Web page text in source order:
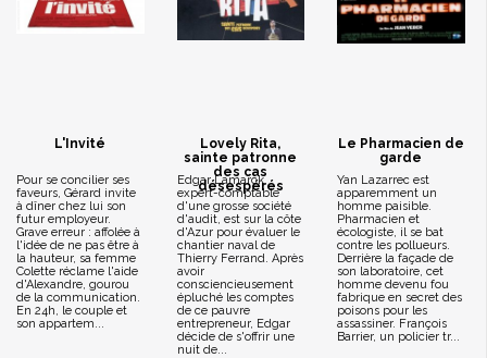
L'Invité
Pour se concilier ses
faveurs, Gérard invite
à dîner chez lui son
futur employeur.
Grave erreur : affolée à
l'idée de ne pas être à
la hauteur, sa femme
Colette réclame l'aide
d'Alexandre, gourou
de la communication.
En 24h, le couple et
son appartem...
Lovely Rita,
sainte patronne
des cas
désespérés
Edgar Lamarck,
expert-comptable
d'une grosse société
d'audit, est sur la côte
d'Azur pour évaluer le
chantier naval de
Thierry Ferrand. Après
avoir
consciencieusement
épluché les comptes
de ce pauvre
entrepreneur, Edgar
décide de s'offrir une
nuit de...
Le Pharmacien de
garde
Yan Lazarrec est
apparemment un
homme paisible.
Pharmacien et
écologiste, il se bat
contre les pollueurs.
Derrière la façade de
son laboratoire, cet
homme devenu fou
fabrique en secret des
poisons pour les
assassiner. François
Barrier, un policier tr...